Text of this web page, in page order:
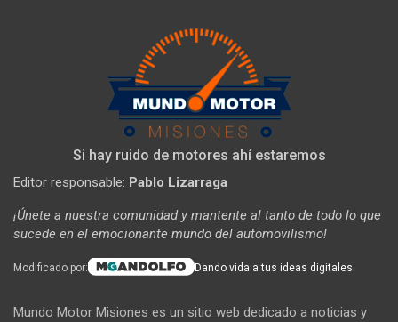
Si hay ruido de motores ahí estaremos
Editor responsable: Pablo Lizarraga
¡Únete a nuestra comunidad y mantente al tanto de todo lo que
sucede en el emocionante mundo del automovilismo!
Modificado por: Dando vida a tus ideas digitales
Mundo Motor Misiones es un sitio web dedicado a noticias y